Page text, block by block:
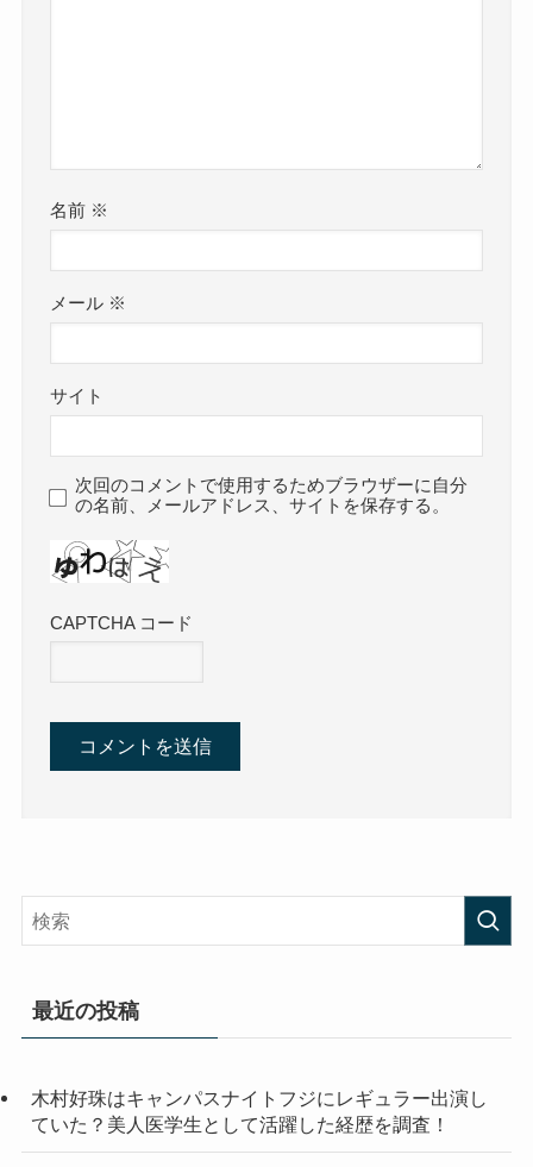
名前 ※
メール ※
サイト
次回のコメントで使用するためブラウザーに自分
の名前、メールアドレス、サイトを保存する。
CAPTCHA コード
最近の投稿
木村好珠はキャンパスナイトフジにレギュラー出演し
ていた？美人医学生として活躍した経歴を調査！